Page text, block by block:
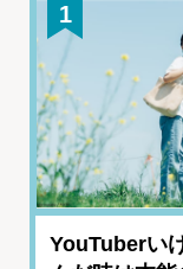
1
YouTuberい